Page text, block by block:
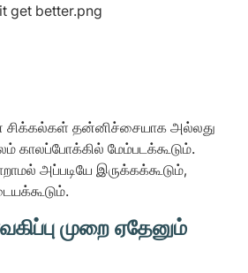
சிக்கல்கள் தன்னிச்சையாக அல்லது
காலப்போக்கில் மேம்படக்கூடும்.
அப்படியே இருக்கக்கூடும்,
முறை ஏதேனும்